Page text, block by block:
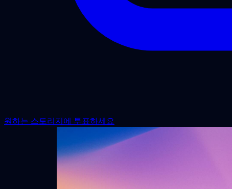
원하는 스토리지에 투표하세요